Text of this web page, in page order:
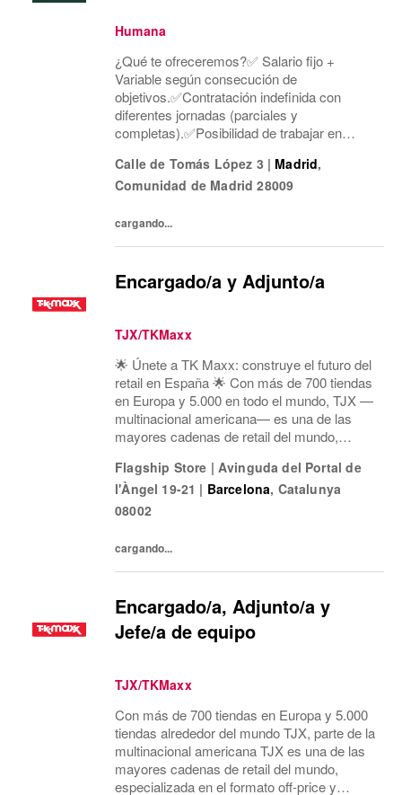
Humana
¿Qué te ofreceremos?✅ Salario fijo +
Variable según consecución de
objetivos.✅Contratación indefinida con
diferentes jornadas (parciales y
completas).✅Posibilidad de trabajar en
ti: turnos rotativos de lunes a domingo, de
mañana o tarde. Concentramos la...
Calle de Tomás López 3 | Madrid,
Comunidad de Madrid 28009
cargando...
Encargado/a y Adjunto/a
TJX/TKMaxx
🌟 Únete a TK Maxx: construye el futuro del
retail en España 🌟 Con más de 700 tiendas
en Europa y 5.000 en todo el mundo, TJX —
multinacional americana— es una de las
mayores cadenas de retail del mundo,
primeras marcas, calidad, variedad y moda
a precios exce
Flagship Store | Avinguda del Portal de
l'Àngel 19-21 | Barcelona, Catalunya
08002
cargando...
Encargado/a, Adjunto/a y
Jefe/a de equipo
TJX/TKMaxx
Con más de 700 tiendas en Europa y 5.000
tiendas alrededor del mundo TJX, parte de la
multinacional americana TJX es una de las
mayores cadenas de retail del mundo,
especializada en el formato off-price y